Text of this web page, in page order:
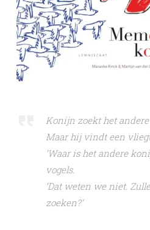
Konijn zoekt het
Maar hij vindt een
‘Waar is het andere
vogels.
‘Dat weten we niet.
zoeken?’